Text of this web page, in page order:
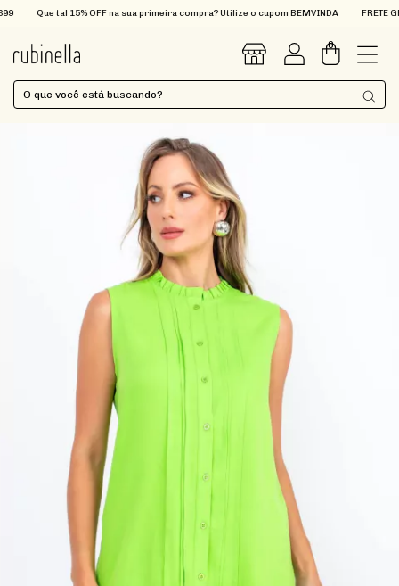
Que tal 15% OFF na sua primeira compra? Utilize o cupom BEMVINDA FRETE
0